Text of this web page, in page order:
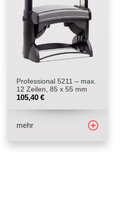
Professional 5211 – max.
12 Zeilen, 85 x 55 mm
105,40 €
mehr
Stempelfarben
Stempelkissen